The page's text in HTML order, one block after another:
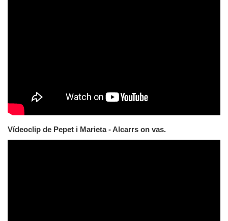
Vídeoclip de Pepet i Marieta - Alcarrs on vas.